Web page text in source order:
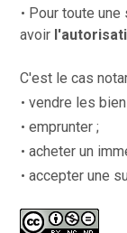
Pour toute une
avoir
C'est le cas
vendre les
emprunter ;
acheter un
accepter une